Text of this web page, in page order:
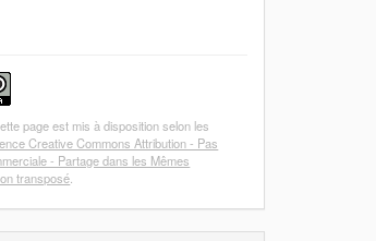
page est mis à disposition selon les
Creative Commons Attribution - Pas
- Partage dans les Mêmes
transposé